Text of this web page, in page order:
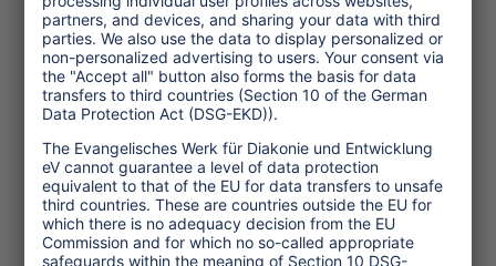
Environment and Climate
Economy
Human rights
Corporate Responsibility
Service